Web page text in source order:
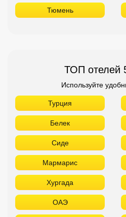
Тюмень
ТОП отелей
Используйте
Турция
Белек
Сиде
Мармарис
Хургада
ОАЭ